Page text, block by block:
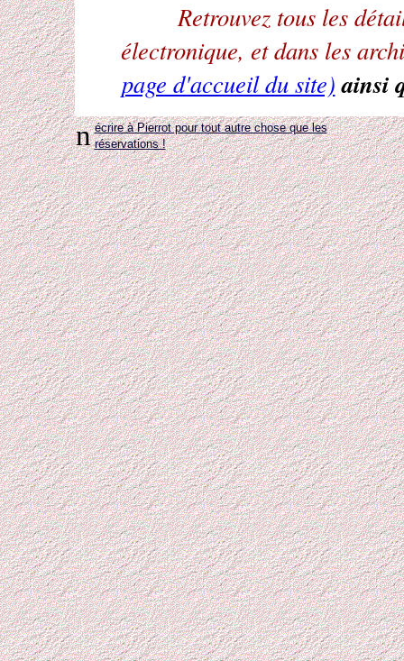
Retrouvez tous les
électronique, et dans les
page d'accueil du site) ainsi
n écrire à Pierrot pour tout autre chose que les
réservations !